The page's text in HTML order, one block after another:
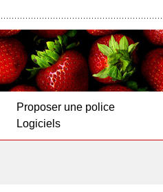
Proposer une police
Logiciels